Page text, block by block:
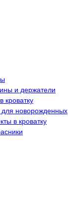
и держатели
кроватку
для новорожденных
в кроватку